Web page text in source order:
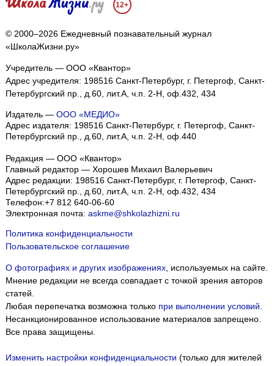
12+
© 2000–2026 Ежедневный познавательный журнал
«ШколаЖизни.ру»
Учредитель — ООО «Квантор»
Адрес учредителя: 198516 Санкт-Петербург, г. Петергоф, Санкт-
Петербургский пр., д.60, лит.А, ч.п. 2-Н, оф.432, 434
Издатель — ООО «МЕДИО»
Адрес издателя: 198516 Санкт-Петербург, г. Петергоф, Санкт-
Петербургский пр., д.60, лит.А, ч.п. 2-Н, оф.440
Редакция — ООО «Квантор»
Главный редактор — Хорошев Михаил Валерьевич
Адрес редакции: 198516 Санкт-Петербург, г. Петергоф, Санкт-
Петербургский пр., д.60, лит.А, ч.п. 2-Н, оф.432, 434
Телефон:+7 812 640-06-60
Электронная почта: askme@shkolazhizni.ru
Политика конфиденциальности
Пользовательское соглашение
О фотографиях и других изображениях, используемых на сайте.
Мнение редакции не всегда совпадает с точкой зрения авторов
статей.
Любая перепечатка возможна только при выполнении условий.
Несанкционированное использование материалов запрещено.
Все права защищены.
Изменить настройки конфиденциальности (только для жителей